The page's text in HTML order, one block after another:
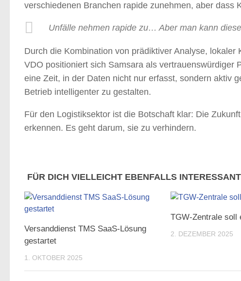
verschiedenen Branchen rapide zunehmen, aber dass
Unfälle nehmen rapide zu… Aber man kann
Durch die Kombination von prädiktiver Analyse,
VDO positioniert sich Samsara als vertrauenswürdiger
eine Zeit, in der Daten nicht nur erfasst, sondern aktiv
Betrieb intelligenter zu gestalten.
Für den Logistiksektor ist die Botschaft klar: Die
erkennen. Es geht darum, sie zu verhindern.
FÜR DICH VIELLEICHT EBENFALLS
Versanddienst TMS SaaS-Lösung
gestartet
1. OKTOBER 2025
TGW-Zentrale soll
2. DEZEMBER 2025